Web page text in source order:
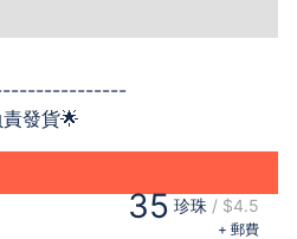
發貨🌟
35 珍珠 / $4.5
+ 郵費